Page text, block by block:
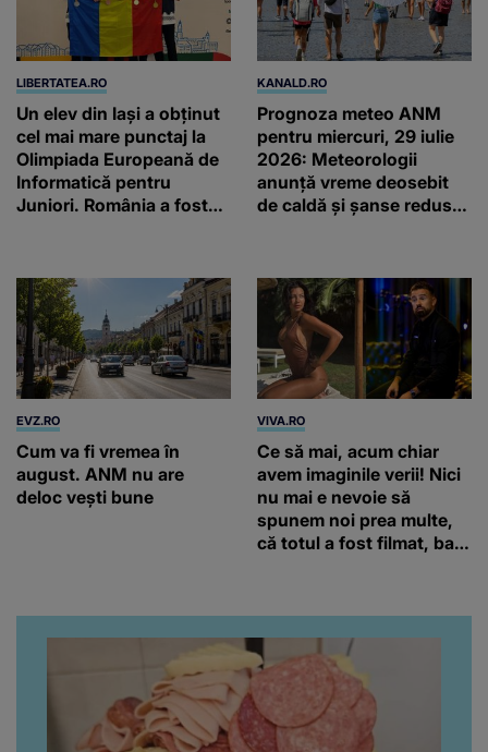
LIBERTATEA.RO
Un elev din Iași a obținut
cel mai mare punctaj la
Olimpiada Europeană de
Informatică pentru
Juniori. România a fost
KANALD.RO
Prognoza meteo ANM
pentru miercuri, 29 iulie
2026: Meteorologii
anunță vreme deosebit
de caldă și șanse reduse
EVZ.RO
Cum va fi vremea în
august. ANM nu are
deloc vești bune
VIVA.RO
Ce să mai, acum chiar
avem imaginile verii! Nici
nu mai e nevoie să
spunem noi prea multe,
că totul a fost filmat, ba
da, frumoasa iubită a lui
Florin Ristei e...